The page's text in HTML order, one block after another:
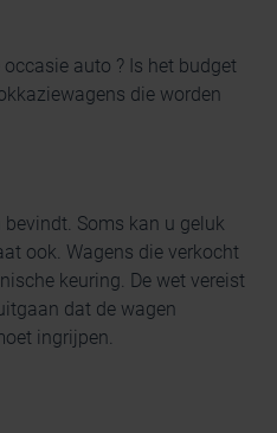
auto ? Is het budget
die worden
Soms kan u geluk
ook. Wagens die verkocht
keuring. De wet vereist
dat de wagen
ingrijpen.